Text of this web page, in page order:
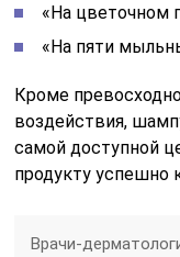
«На цветочном
«На пяти
Кроме
воздействия,
самой доступной
продукту успешно
Врачи-